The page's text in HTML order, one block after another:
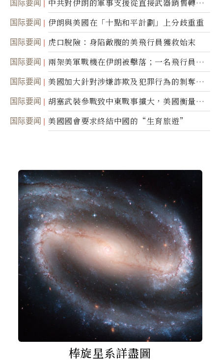
国际要闻
中共對伊朗的軍事支援從直接武器銷售轉向
間接技術轉讓
国际要闻 伊朗與美國在「十點和平計劃」上分歧重重
国际要闻 虎口脫險：身陷敵腹的美飛行員獲救始末
国际要闻
兩架美軍戰機在伊朗被擊落；一名飛行員失
蹤
国际要闻
美國加大針對涉嫌詐欺及犯罪行為的剝奪公
民權力度
国际要闻
胡塞武裝參戰致中東戰事擴大，美國衡量地
面入侵的可能性
国际要闻 美國國會要求終結中國的“生育旅遊”
棒旋星系詳盡圖